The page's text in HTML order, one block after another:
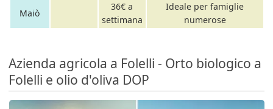
Maiò
36€ a
settimana
Ideale per famiglie
numerose
Azienda agricola a Folelli - Orto biologico a
Folelli e olio d'oliva DOP